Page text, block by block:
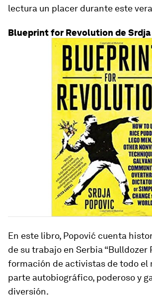
lectura un placer durante este
Blueprint for Revolution de
En este libro, Popović cuenta
de su trabajo en Serbia “Bulldozer
formación de activistas de todo el
parte autobiográfico, poderoso y
diversión.